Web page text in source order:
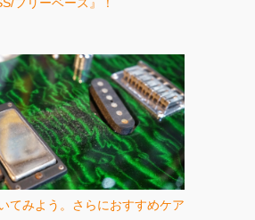
てみよう。さらにおすすめケア